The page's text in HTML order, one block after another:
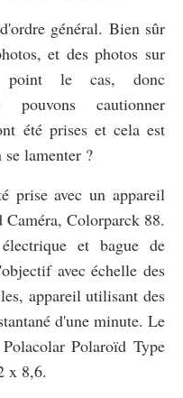
général. Bien sûr
et des photos sur
point le cas, donc
pouvons cautionner
été prises et cela est
lamenter ?
prise avec un appareil
Colorparck 88.
et bague de
avec échelle des
appareil utilisant des
d'une minute. Le
Polaroïd Type
x 8,6.